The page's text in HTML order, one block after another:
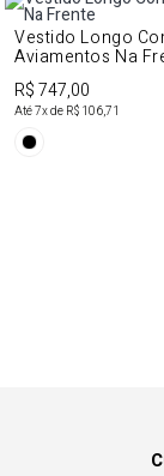
Vestido Longo
Aviamentos Na
R$ 747,00
Até7x de R$ 106,71